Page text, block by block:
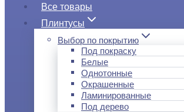
Все товары
Плинтусы
Выбор по покрытию
Под покраску
Белые
Однотонные
Окрашенные
Ламинированные
Под дерево